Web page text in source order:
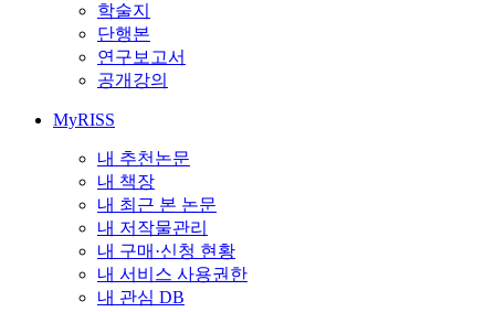
학술지
단행본
연구보고서
공개강의
MyRISS
내 추천논문
내 책장
내 최근 본 논문
내 저작물관리
내 구매·신청 현황
내 서비스 사용권한
내 관심 DB